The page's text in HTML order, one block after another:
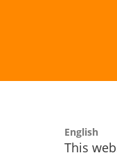
English
This